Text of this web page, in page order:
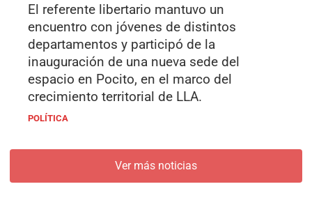
El referente libertario mantuvo un
encuentro con jóvenes de distintos
departamentos y participó de la
inauguración de una nueva sede del
espacio en Pocito, en el marco del
crecimiento territorial de LLA.
POLÍTICA
Ver más noticias